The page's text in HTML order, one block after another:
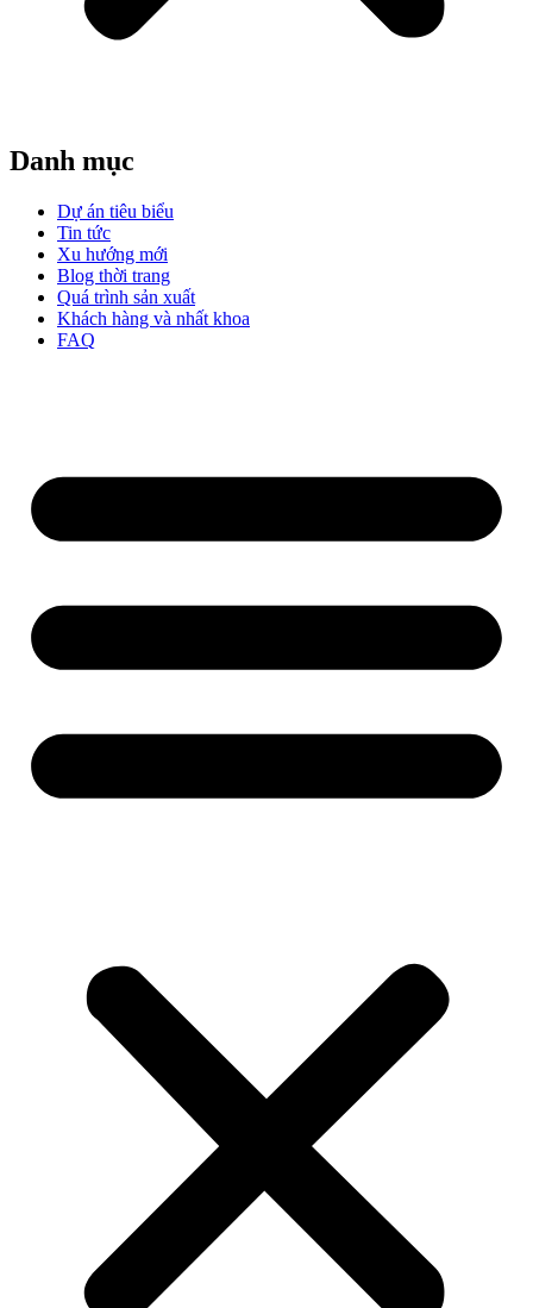
Danh mục
Dự án tiêu biểu
Tin tức
Xu hướng mới
Blog thời trang
Quá trình sản xuất
Khách hàng và nhất khoa
FAQ